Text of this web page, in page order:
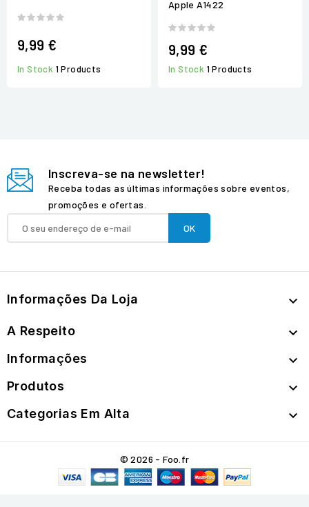
9,99 €
In Stock 1 Products
Apple A1422
9,99 €
In Stock 1 Products
Inscreva-se na newsletter!
Receba todas as últimas informações sobre eventos,
promoções e ofertas.
Informações Da Loja 
A Respeito 
Informações 
Produtos 
Categorias Em Alta 
© 2026 - Foo.fr